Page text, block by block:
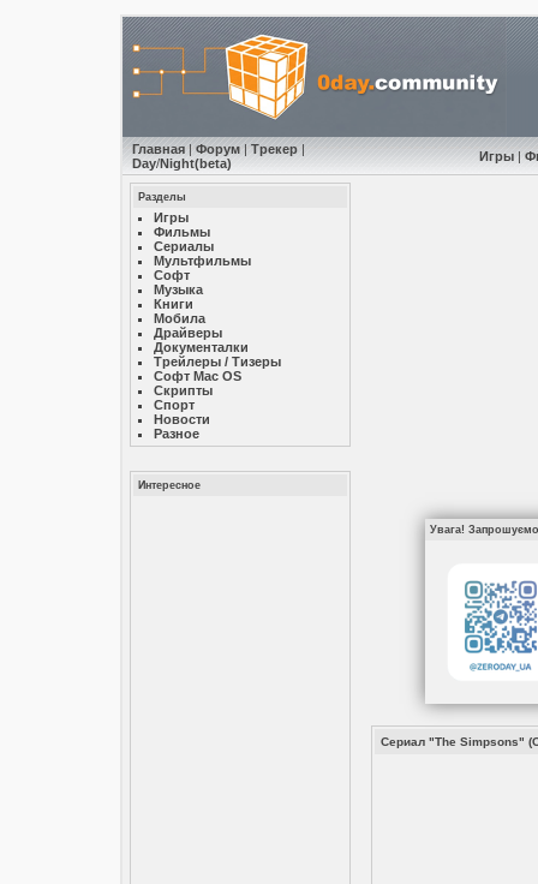
Главная| Форум| Трекер|
Day/Night(beta) Игры|
Разделы
Игры
Фильмы
Сериалы
Мультфильмы
Софт
Музыкa
Книги
Мобила
Драйверы
Документалки
Трейлеры / Тизеры
Софт Mac OS
Скрипты
Спорт
Новости
Разное
Интересное
Увага! Запрошуємо
Сериал "The Simpsons"